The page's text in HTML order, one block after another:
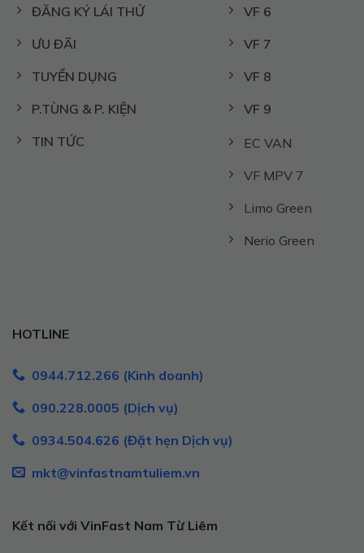
ĐĂNG KÝ LÁI THỬ
ƯU ĐÃI
TUYỂN DỤNG
P.TÙNG & P. KIỆN
TIN TỨC
VF 6
VF 7
VF 8
VF 9
EC VAN
VF MPV 7
Limo Green
Nerio Green
HOTLINE
0944.712.266 (Kinh doanh)
090.228.0005 (Dịch vụ)
0934.504.626 (Đặt hẹn Dịch vụ)
mkt@vinfastnamtuliem.vn
Kết nối với VinFast Nam Từ Liêm